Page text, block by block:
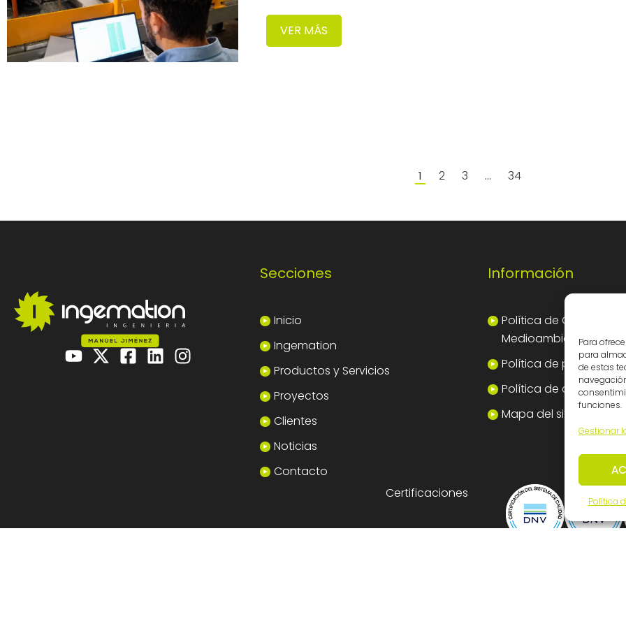
Para
para
de estas
funciones.
Gestionar
Política
VER MÁS
1 2 3 … 34
Secciones
Inicio
Ingemation
Productos y Servicios
Proyectos
Clientes
Noticias
Contacto
Información
Política de Calidad y
Medioambiente
Política de privacidad
Política de cookies
Mapa del sitio
Certificaciones